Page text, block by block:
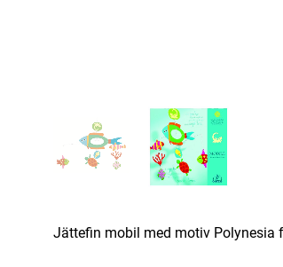
Jättefin mobil med motiv Polynesia